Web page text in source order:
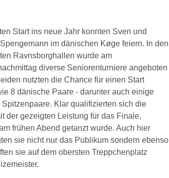
Start ins neue Jahr konnten Sven und
im dänischen Køge feiern. In den
Ravnsborghallen wurde am
diverse Seniorenturniere angeboten
nutzten die Chance für einen Start
8 dänische Paare - darunter auch einige
Klar qualifizierten sich die
der gezeigten Leistung für das Finale,
frühen Abend getanzt wurde. Auch hier
sie nicht nur das Publikum sondern ebenso
sie auf dem obersten Treppchenplatz